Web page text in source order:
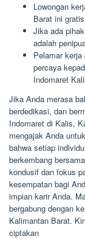
Lowongan
Barat ini
Jika ada
adalah
Pelamar
percaya
Indomaret
Jika Anda merasa
berdedikasi, dan
Indomaret di Kalis,
mengajak Anda
bahwa setiap
berkembang
kondusif dan fokus
kesempatan bagi
impian karir Anda.
bergabung dengan
Kalimantan Barat.
ciptakan